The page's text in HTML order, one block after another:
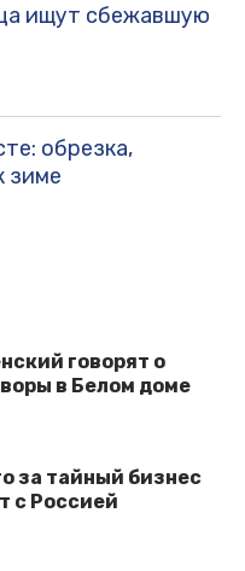
ищут сбежавшую
обрезка,
зиме
говорят о
в Белом доме
за тайный бизнес
с Россией